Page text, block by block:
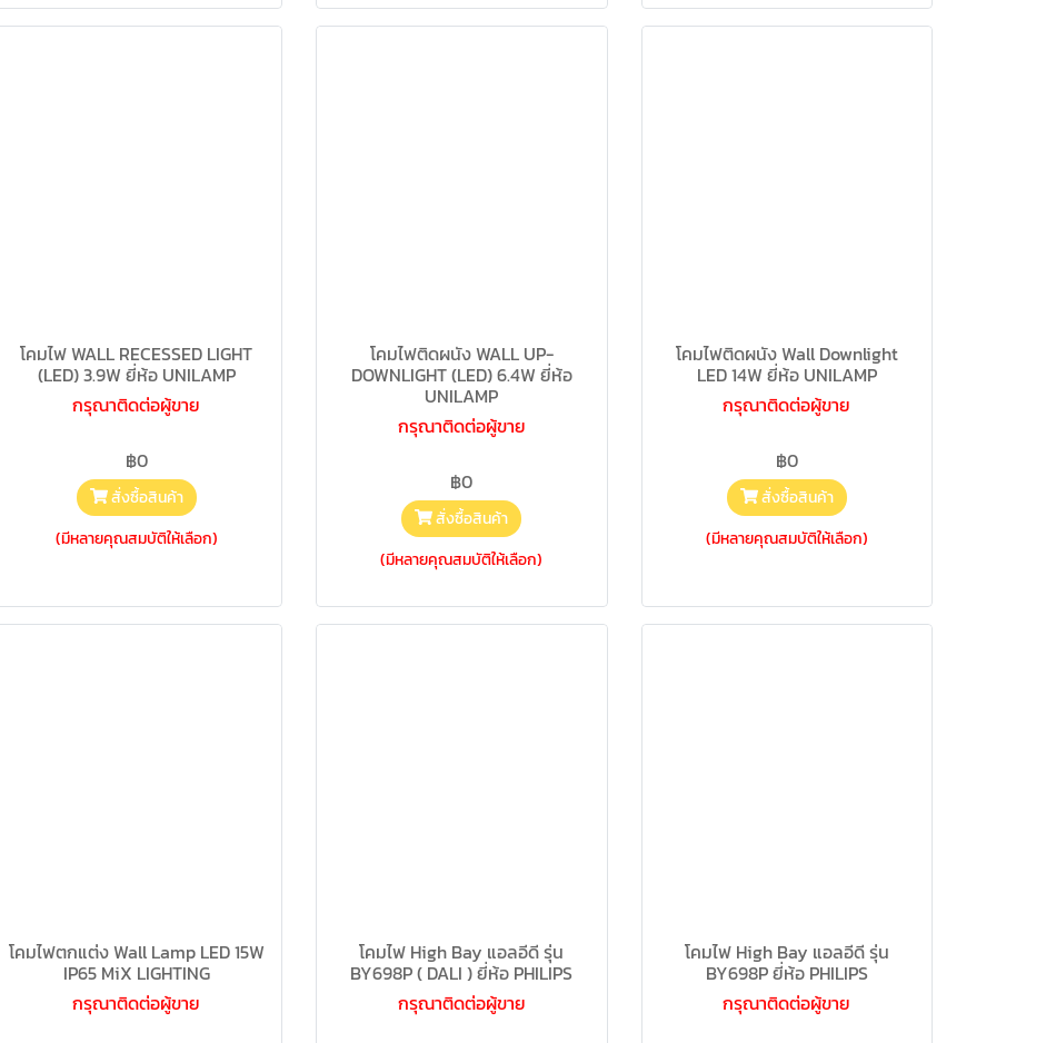
โคมไฟ WALL RECESSED LIGHT
(LED) 3.9W ยี่ห้อ UNILAMP
กรุณาติดต่อผู้ขาย
฿0
สั่งซื้อสินค้า
(มีหลายคุณสมบัติให้เลือก)
โคมไฟติดผนัง WALL UP-
DOWNLIGHT (LED) 6.4W ยี่ห้อ
UNILAMP
กรุณาติดต่อผู้ขาย
฿0
สั่งซื้อสินค้า
(มีหลายคุณสมบัติให้เลือก)
โคมไฟติดผนัง Wall Downlight
LED 14W ยี่ห้อ UNILAMP
กรุณาติดต่อผู้ขาย
฿0
สั่งซื้อสินค้า
(มีหลายคุณสมบัติให้เลือก)
โคมไฟตกแต่ง Wall Lamp LED 15W
IP65 MiX LIGHTING
กรุณาติดต่อผู้ขาย
โคมไฟ High Bay แอลอีดี รุ่น
BY698P ( DALI ) ยี่ห้อ PHILIPS
กรุณาติดต่อผู้ขาย
โคมไฟ High Bay แอลอีดี รุ่น
BY698P ยี่ห้อ PHILIPS
กรุณาติดต่อผู้ขาย